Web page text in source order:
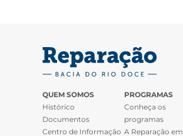
QUEM SOMOS
Histórico
Documentos
Centro de Informação
PROGRAMAS
Conheça os
programas
A Reparação em